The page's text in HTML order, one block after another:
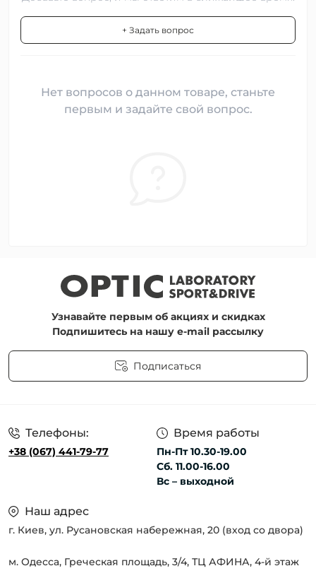
+ Задать вопрос
Нет вопросов о данном товаре, станьте
первым и задайте свой вопрос.
Узнавайте первым об акциях и скидках
Подпишитесь на нашу e-mail рассылку
Подписаться
Пользовательское соглашение
Телефоны:
+38 (067) 441-79-77
Время работы
Пн-Пт 10.30-19.00
Сб. 11.00-16.00
Вс – выходной
Наш адрес
г. Киев, ул. Русановская набережная, 20 (вход со двора)
м. Одесса, Греческая площадь, 3/4, ТЦ АФИНА, 4-й этаж